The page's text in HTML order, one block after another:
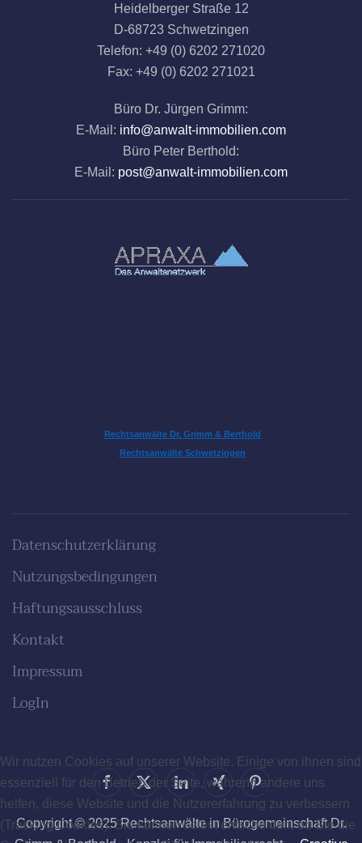
Heidelberger Straße 12
D-68723 Schwetzingen
Telefon: +49 (0) 6202 271020
Fax: +49 (0) 6202 271021
Büro Dr. Jürgen Grimm:
E-Mail: info@anwalt-immobilien.com
Büro Peter Berthold:
E-Mail: post@anwalt-immobilien.com
Rechtsanwälte Dr. Grimm & Berthold
Rechtsanwälte Schwetzingen
Datenschutzerklärung
Nutzungsbedingungen
Haftungsausschluss
Kontakt
Impressum
LogIn
Copyright © 2025 Rechtsanwälte in Bürogemeinschaft Dr.
Wir nutzen Cookies auf unserer Website. Einige von ihnen sind
essenziell für den Betrieb der Seite, während andere uns
helfen, diese Website und die Nutzererfahrung zu verbessern
(Tracking Cookies). Sie können selbst entscheiden, ob Sie die